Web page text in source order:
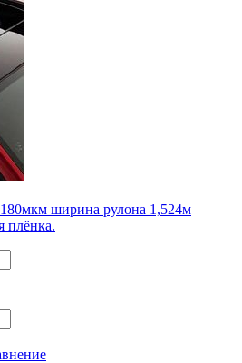
ширина рулона 1,524м
плёнка.